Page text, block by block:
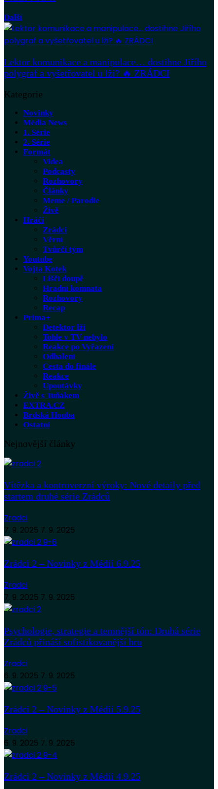
Další
Lektor komunikace a manipulace… dostihne Jiřího
polygraf a vyšetřovatel u lži? 🔥 ZRÁDCI
Kategorie
Novinky
Média News
1. Série
2. Série
Formát
Videa
Podcasty
Rozhovory
Články
Meme / Parodie
Živě
Hráči
Zrádci
Věrní
Tvůrčí tým
Youtube
Vojta Kotek
Liščí doupě
Hradní komnata
Rozhovory
Recap
Prima+
Detektor lži
Tohle v TV nebylo
Reakce po Vyřazení
Odhalení
Cesta do finále
Reakce
Upoutávky
Živě s Tuňákem
EXTRA.CZ
Brdská Houba
Ostatní
Nejnovější články
Vítězka a kontroverzní výroky: Nové detaily před
startem druhé série Zrádců
Zradci
7. 9. 2025 7. 9. 2025
Zrádci 2 – Novinky z Médií 6.9.25
Zradci
7. 9. 2025 7. 9. 2025
Psychologie, strategie a temnější tón: Druhá série
Zrádců přináší sofistikovanější hru
Zradci
6. 9. 2025 7. 9. 2025
Zrádci 2 – Novinky z Médií 5.9.25
Zradci
6. 9. 2025 7. 9. 2025
Zrádci 2 – Novinky z Médií 4.9.25